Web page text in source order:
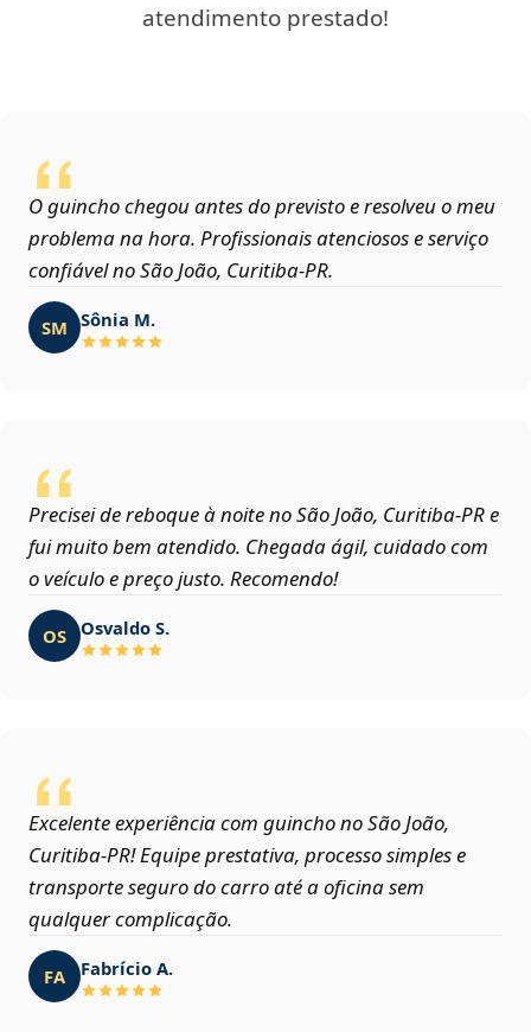
atendimento prestado!
O guincho chegou antes do previsto e resolveu o meu
problema na hora. Profissionais atenciosos e serviço
confiável no São João, Curitiba‑PR.
SM Sônia M.
Precisei de reboque à noite no São João, Curitiba‑PR e
fui muito bem atendido. Chegada ágil, cuidado com
o veículo e preço justo. Recomendo!
OS Osvaldo S.
Excelente experiência com guincho no São João,
Curitiba‑PR! Equipe prestativa, processo simples e
transporte seguro do carro até a oficina sem
qualquer complicação.
FA Fabrício A.